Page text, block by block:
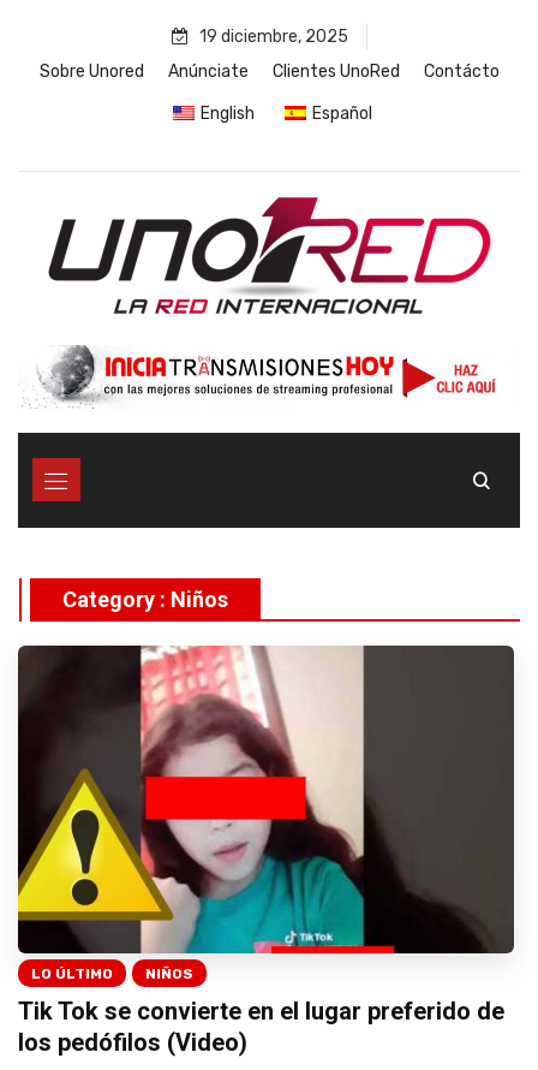
content
19 diciembre, 2025
Sobre Unored
Anúnciate Clientes UnoRed Contácto
English Español
Category : Niños
LO ÚLTIMO NIÑOS
Tik Tok se convierte en el lugar preferido de
los pedófilos (Video)